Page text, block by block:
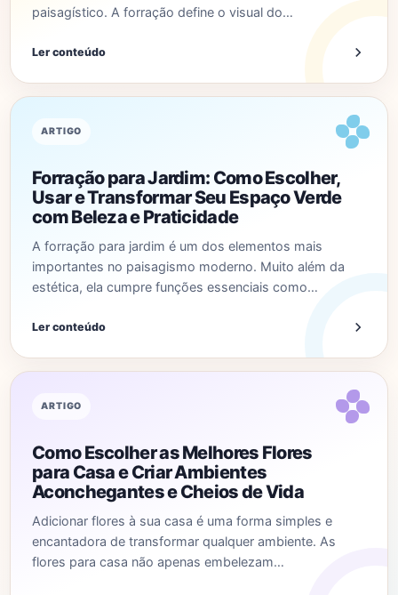
paisagístico. A forração define o visual do…
Ler conteúdo
ARTIGO
Forração para Jardim: Como Escolher,
Usar e Transformar Seu Espaço Verde
com Beleza e Praticidade
A forração para jardim é um dos elementos mais
importantes no paisagismo moderno. Muito além da
estética, ela cumpre funções essenciais como…
Ler conteúdo
ARTIGO
Como Escolher as Melhores Flores
para Casa e Criar Ambientes
Aconchegantes e Cheios de Vida
Adicionar flores à sua casa é uma forma simples e
encantadora de transformar qualquer ambiente. As
flores para casa não apenas embelezam…